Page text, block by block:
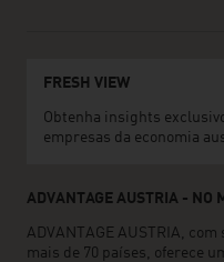
FRESH VIEW
Obtenha insights
empresas da economia
ADVANTAGE AUSTRIA - NO
ADVANTAGE AUSTRIA,
mais de 70 países, oferece